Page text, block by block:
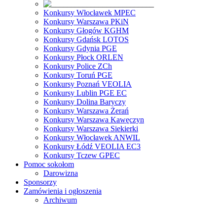
Konkursy Włocławek MPEC
Konkursy Warszawa PKiN
Konkursy Głogów KGHM
Konkursy Gdańsk LOTOS
Konkursy Gdynia PGE
Konkursy Płock ORLEN
Konkursy Police ZCh
Konkursy Toruń PGE
Konkursy Poznań VEOLIA
Konkursy Lublin PGE EC
Konkursy Dolina Baryczy
Konkursy Warszawa Żerań
Konkursy Warszawa Kawęczyn
Konkursy Warszawa Siekierki
Konkursy Włocławek ANWIL
Konkursy Łódź VEOLIA EC3
Konkursy Tczew GPEC
Pomoc sokołom
Darowizna
Sponsorzy
Zamówienia i ogłoszenia
Archiwum